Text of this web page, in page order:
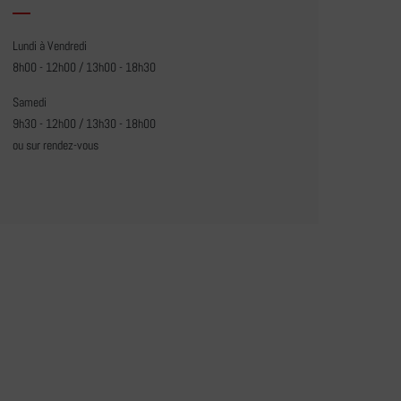
Lundi à Vendredi
8h00 - 12h00 / 13h00 - 18h30
Samedi
9h30 - 12h00 / 13h30 - 18h00
ou sur rendez-vous